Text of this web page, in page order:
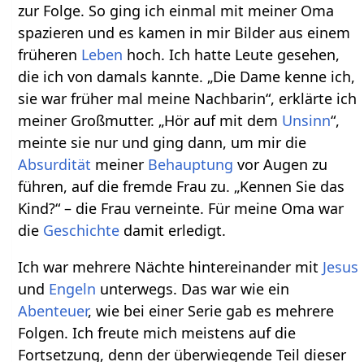
zur Folge. So ging ich einmal mit meiner Oma
spazieren und es kamen in mir Bilder aus einem
früheren Leben hoch. Ich hatte Leute gesehen,
die ich von damals kannte. „Die Dame kenne ich,
sie war früher mal meine Nachbarin“, erklärte ich
meiner Großmutter. „Hör auf mit dem Unsinn“,
meinte sie nur und ging dann, um mir die
Absurdität meiner Behauptung vor Augen zu
führen, auf die fremde Frau zu. „Kennen Sie das
Kind?“ – die Frau verneinte. Für meine Oma war
die Geschichte damit erledigt.
Ich war mehrere Nächte hintereinander mit Jesus
und Engeln unterwegs. Das war wie ein
Abenteuer, wie bei einer Serie gab es mehrere
Folgen. Ich freute mich meistens auf die
Fortsetzung, denn der überwiegende Teil dieser